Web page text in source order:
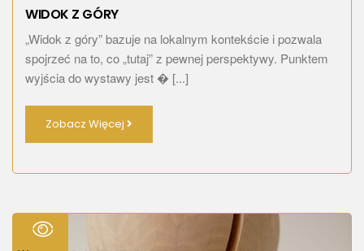
WIDOK Z GÓRY
„Widok z góry” bazuje na lokalnym kontekście i pozwala
spojrzeć na to, co „tutaj” z pewnej perspektywy. Punktem
wyjścia do wystawy jest � [...]
Zobacz Więcej